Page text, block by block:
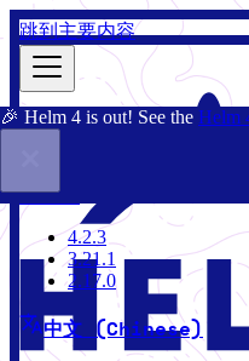
跳到主要内容
🎉 Helm 4 is out! See the Helm
4.2.3
4.2.3
3.21.1
2.17.0
中文 (Chinese)